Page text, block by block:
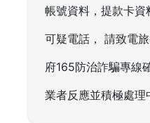
帳號資料，提款卡
可疑電話， 請致電
府165防治詐騙專線
業者反應並積極處理